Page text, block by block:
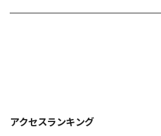
アクセスランキング